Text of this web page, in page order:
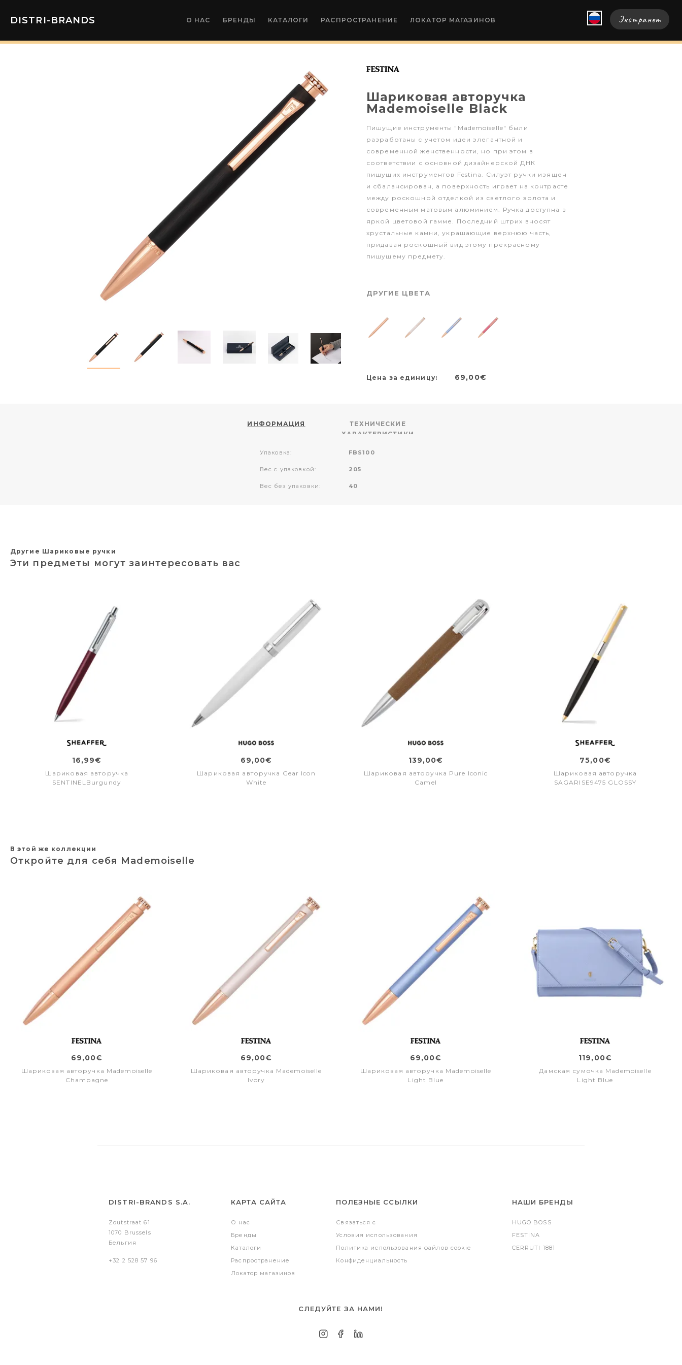
DISTRI-BRANDS О НАС БРЕНДЫ КАТАЛОГИ РАСПРОСТРАНЕНИЕ ЛОКАТОР МАГАЗИНОВ Экстранет
Шариковая авторучка
Mademoiselle Black
Пишущие инструменты "Mademoiselle" были
разработаны с учетом идеи элегантной и
современной женственности, но при этом в
соответствии с основной дизайнерской ДНК
пишущих инструментов Festina. Силуэт ручки изящен
и сбалансирован, а поверхность играет на контрасте
между роскошной отделкой из светлого золота и
современным матовым алюминием. Ручка доступна в
яркой цветовой гамме. Последний штрих вносят
хрустальные камни, украшающие верхнюю часть,
придавая роскошный вид этому прекрасному
пишущему предмету.
ДРУГИЕ ЦВЕТА
Цена за единицу: 69,00€
ИНФОРМАЦИЯ
ТЕХНИЧЕСКИЕ
ХАРАКТЕРИСТИКИ
Упаковка: FBS100
Вес с упаковкой: 205
Вес без упаковки: 40
Другие Шариковые ручки
Эти предметы могут заинтересовать вас
16,99€
Шариковая авторучка
SENTINELBurgundy
69,00€
Шариковая авторучка Gear Icon
White
139,00€
Шариковая авторучка Pure Iconic
Camel
75,00€
Шариковая авторучка
SAGARISE9475 GLOSSY
В этой же коллекции
Откройте для себя Mademoiselle
69,00€
Шариковая авторучка Mademoiselle
Champagne
69,00€
Шариковая авторучка Mademoiselle
Ivory
69,00€
Шариковая авторучка Mademoiselle
Light Blue
119,00€
Дамская сумочка Mademoiselle
Light Blue
DISTRI-BRANDS S.A.
Zoutstraat 61
1070 Brussels
Бельгия
+32 2 528 57 96
КАРТА САЙТА
О нас
Бренды
Каталоги
Распространение
Локатор магазинов
ПОЛЕЗНЫЕ ССЫЛКИ
Связаться с
Условия использования
Политика использования файлов cookie
Конфиденциальность
НАШИ БРЕНДЫ
HUGO BOSS
FESTINA
CERRUTI 1881
СЛЕДУЙТЕ ЗА НАМИ!